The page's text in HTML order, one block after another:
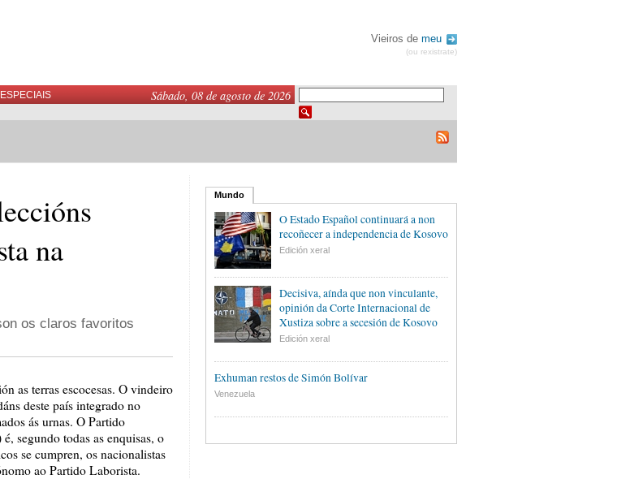
Vieiros de meu
(ou rexistrate)
Sábado, 08 de agosto de 2026
ESPECIAIS
na
os claros favoritos
as terras escocesas. O vindeiro
deste país integrado no
ás urnas. O Partido
segundo todas as enquisas, o
se cumpren, os nacionalistas
ao Partido Laborista.
Mundo
O Estado Español continuará a non
recoñecer a independencia de Kosovo
Edición xeral
Decisiva, aínda que non vinculante,
opinión da Corte Internacional de
Xustiza sobre a secesión de Kosovo
Edición xeral
Exhuman restos de Simón Bolívar
Venezuela